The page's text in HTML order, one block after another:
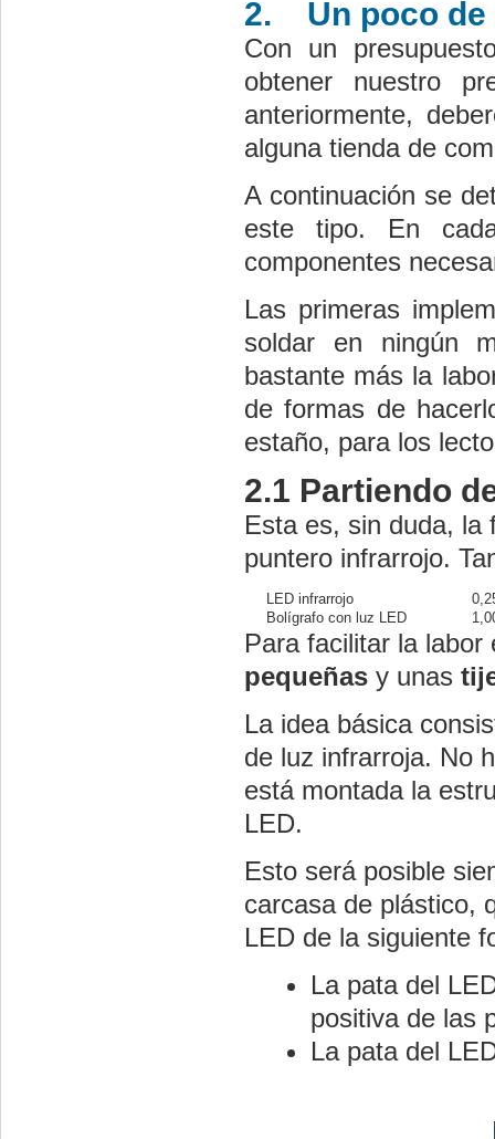
2. Un poco
Con un
obtener nuestro
anteriormente,
alguna tienda de
A continuación se
este tipo. En
componentes
Las primeras
soldar en ningún
bastante más la
de formas de
estaño, para los
2.1 Partiendo
Esta es, sin duda, la
puntero infrarrojo.
LED infrarrojo
Bolígrafo con luz LED
Para facilitar la
pequeñas y unas
La idea básica
de luz infrarroja. No
está montada la
LED.
Esto será posible
carcasa de plástico,
LED de la siguiente
La pata del
positiva de las
La pata del